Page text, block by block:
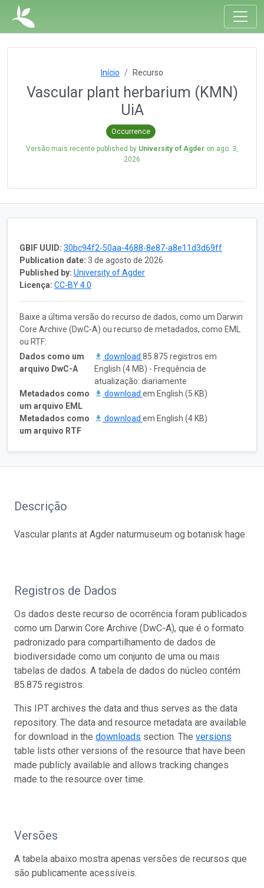
Início Recurso
Vascular plant herbarium (KMN)
UiA
Occurrence
Versão mais recente published by University of Agder on ago. 3,
2026
GBIF UUID: 30bc94f2-50aa-4688-8e87-a8e11d3d69ff
Publication date: 3 de agosto de 2026
Published by: University of Agder
Licença: CC-BY 4.0
Baixe a última versão do recurso de dados, como um Darwin
Core Archive (DwC-A) ou recurso de metadados, como EML
ou RTF:
Dados como um
arquivo DwC-A
download 85.875 registros em
English (4 MB) - Frequência de
atualização: diariamente
Metadados como
um arquivo EML
download em English (5 KB)
Metadados como
um arquivo RTF
download em English (4 KB)
Descrição
Vascular plants at Agder naturmuseum og botanisk hage
Registros de Dados
Os dados deste recurso de ocorrência foram publicados
como um Darwin Core Archive (DwC-A), que é o formato
padronizado para compartilhamento de dados de
biodiversidade como um conjunto de uma ou mais
tabelas de dados. A tabela de dados do núcleo contém
85.875 registros.
This IPT archives the data and thus serves as the data
repository. The data and resource metadata are available
for download in the downloads section. The versions
table lists other versions of the resource that have been
made publicly available and allows tracking changes
made to the resource over time.
Versões
A tabela abaixo mostra apenas versões de recursos que
são publicamente acessíveis.